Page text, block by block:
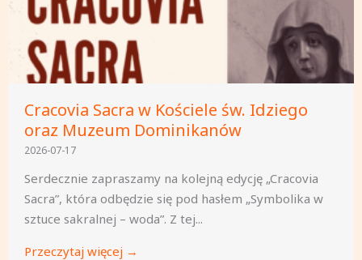
Cracovia Sacra w Kościele św. Idziego
oraz Muzeum Dominikanów
2026-07-17
Serdecznie zapraszamy na kolejną edycję „Cracovia
Sacra”, która odbędzie się pod hasłem „Symbolika w
sztuce sakralnej – woda”. Z tej...
Przeczytaj więcej →